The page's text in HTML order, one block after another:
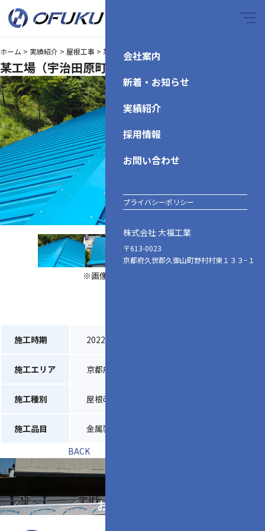
会社案内
新着・お知らせ
実績紹介
採用情報
お問い合わせ
プライバシーポリシー
株式会社 大福工業
〒613-0023
京都府久世郡久御山町野村村東１３３−１
ホーム > 実績紹介 > 屋根工事 > 某工場（宇治田原町）
某工場（宇治田原町）
※画像をクリックして拡大
施工時期 2022年6月
施工エリア 京都府綴喜郡宇治田原町
施工種別 屋根改修工事
施工品目
金属製竪葺屋根
BACK
お問い合わせ